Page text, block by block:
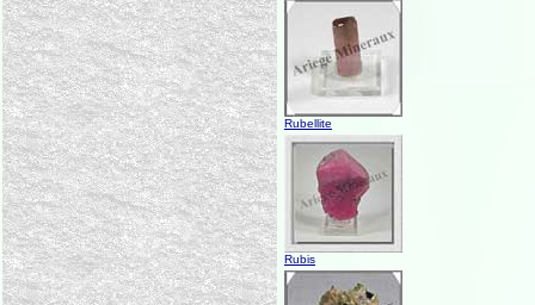
Rubellite
Rubis